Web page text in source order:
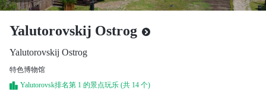
Yalutorovskij Ostrog
Yalutorovskij Ostrog
特色博物馆
Yalutorovsk排名第 1 的景点玩乐 (共 14 个)